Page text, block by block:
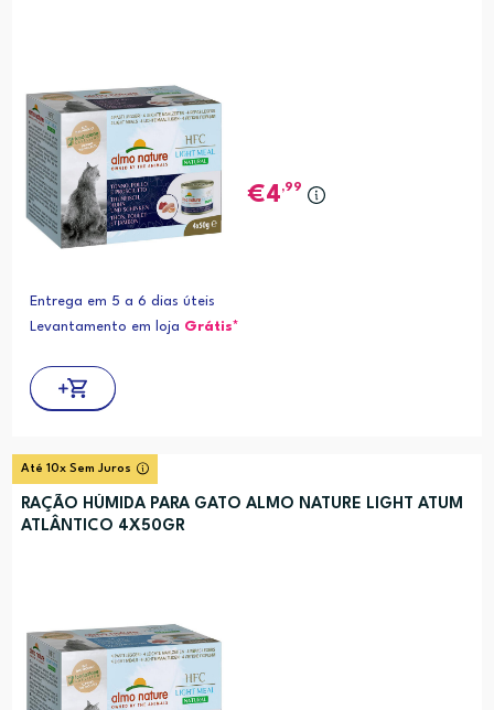
4,99
Entrega em 5 a 6 dias úteis
Levantamento em loja Grátis*
Até 10x Sem Juros
RAÇÃO HÚMIDA PARA GATO ALMO NATURE LIGHT ATUM
ATLÂNTICO 4X50GR